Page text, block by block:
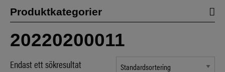
Produktkategorier
20220200011
Endast ett sökresultat